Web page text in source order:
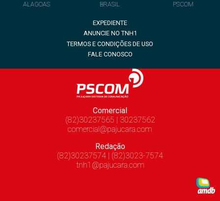
ALAGOAS
BRASIL
PSCOM
EXPEDIENTE
ANUNCIE NO TNH1
TERMOS E CONDIÇÕES DE USO
FALE CONOSCO
Comercial
(82)30237565 | 30237562
comercial@pajucara.com
Redação
(82)30237574 | (82)3023-7574
tnh1@pajucara.com